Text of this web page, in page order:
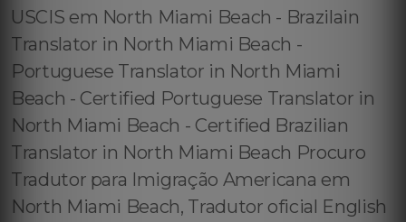
USCIS em North Miami Beach - Brazilain
Translator in North Miami Beach -
Portuguese Translator in North Miami
Beach - Certified Portuguese Translator in
North Miami Beach - Certified Brazilian
Translator in North Miami Beach Procuro
Tradutor para Imigração Americana em
North Miami Beach, Tradutor oficial English